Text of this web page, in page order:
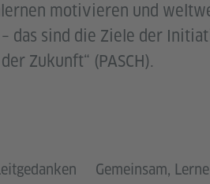
motivieren und
das sind die Ziele der
Zukunft“ (PASCH).
Gemeinsam,